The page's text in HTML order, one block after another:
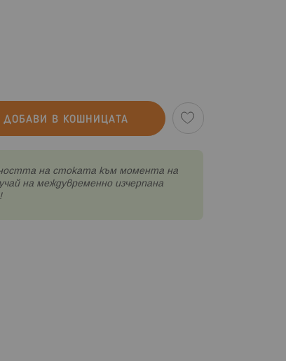
ДОБАВИ В КОШНИЦАТА
на стоката към момента на
на междувременно изчерпана